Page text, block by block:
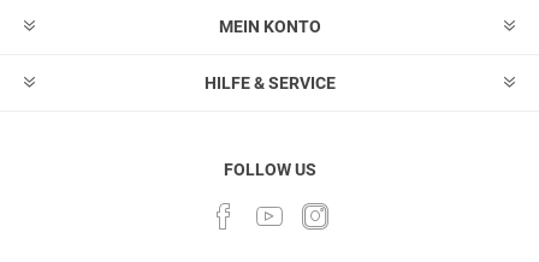
MEIN KONTO
HILFE & SERVICE
FOLLOW US